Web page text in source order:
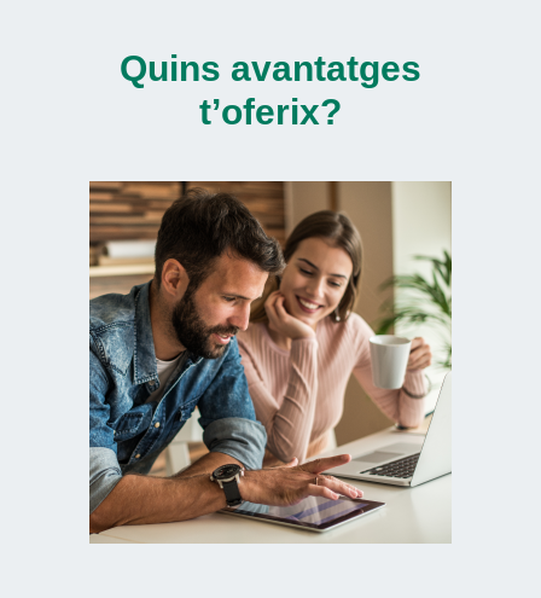
Quins avantatges
t’oferix?